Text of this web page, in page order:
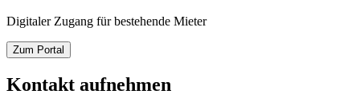
Digitaler Zugang für bestehende Mieter
Zum Portal
Kontakt aufnehmen